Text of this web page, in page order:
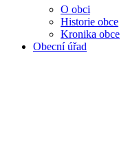
O obci
Historie obce
Kronika obce
Obecní úřad